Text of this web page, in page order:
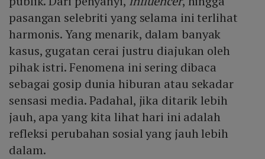
pasangan selebriti yang selama ini terlihat
harmonis. Yang menarik, dalam banyak
kasus, gugatan cerai justru diajukan oleh
pihak istri. Fenomena ini sering dibaca
sebagai gosip dunia hiburan atau sekadar
sensasi media. Padahal, jika ditarik lebih
jauh, apa yang kita lihat hari ini adalah
refleksi perubahan sosial yang jauh lebih
dalam.